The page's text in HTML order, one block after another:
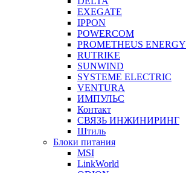
EXEGATE
IPPON
POWERCOM
PROMETHEUS ENERGY
RUTRIKE
SUNWIND
SYSTEME ELECTRIC
VENTURA
ИМПУЛЬС
Контакт
СВЯЗЬ ИНЖИНИРИНГ
Штиль
Блоки питания
MSI
LinkWorld